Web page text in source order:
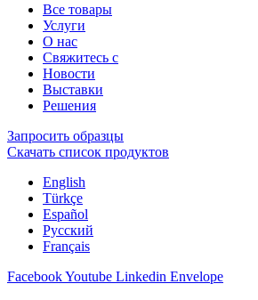
Все товары
Услуги
О нас
Свяжитесь с
Новости
Выставки
Решения
Запросить образцы
Скачать список продуктов
English
Türkçe
Español
Русский
Français
FacebookYoutube Linkedin Envelope